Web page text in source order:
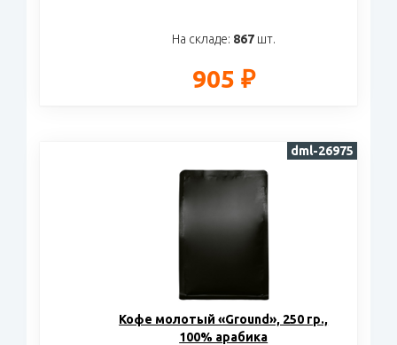
На складе: 867шт.
905 ₽
Кофе молотый «Ground», 250 гр.,
100% арабика
dml-26975